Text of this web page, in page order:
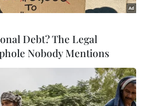
Debt? The Legal
Nobody Mentions